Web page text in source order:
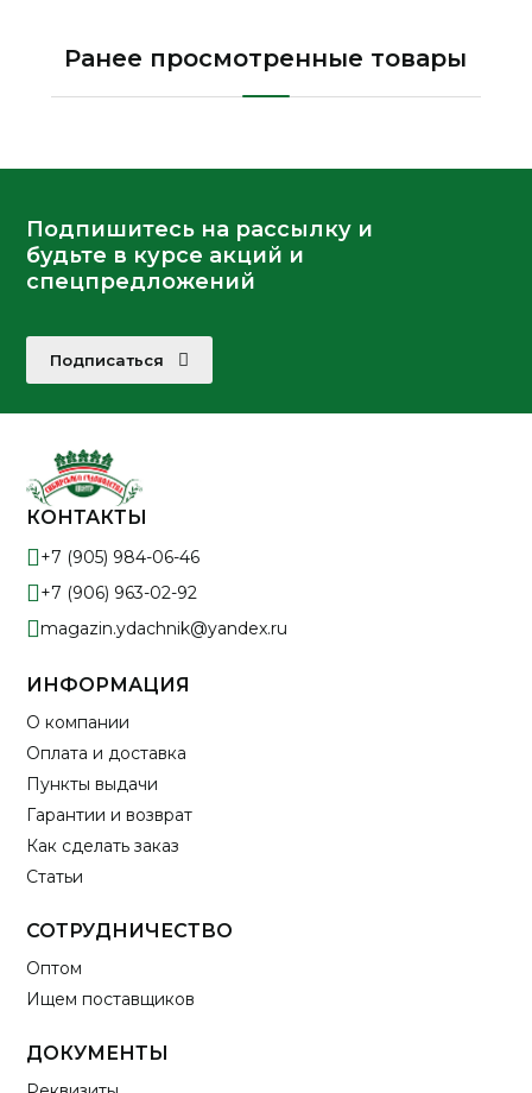
Ранее просмотренные товары
Подпишитесь на рассылку и
будьте в курсе акций и
спецпредложений
Подписаться
КОНТАКТЫ
+7 (905) 984-06-46
+7 (906) 963-02-92
magazin.ydachnik@yandex.ru
ИНФОРМАЦИЯ
О компании
Оплата и доставка
Пункты выдачи
Гарантии и возврат
Как сделать заказ
Статьи
СОТРУДНИЧЕСТВО
Оптом
Ищем поставщиков
ДОКУМЕНТЫ